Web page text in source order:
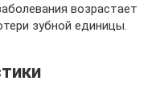
возрастает
зубной единицы.